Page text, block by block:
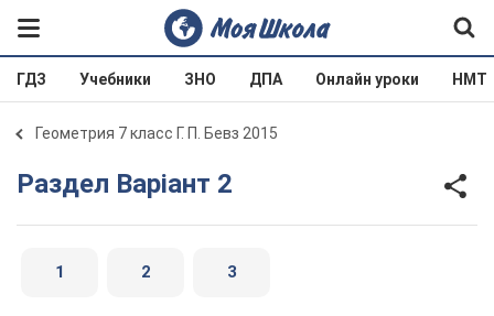
ГДЗ Учебники ЗНО ДПА Онлайн уроки НМТ
Геометрия 7 класс Г. П. Бевз 2015
Раздел Варіант 2
1 2 3